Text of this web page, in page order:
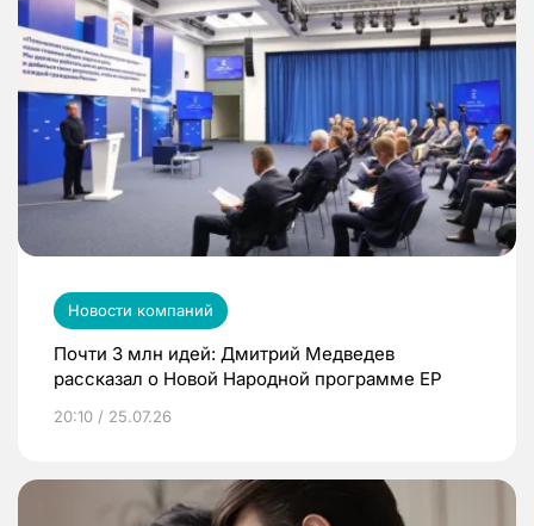
Новости компаний
Почти 3 млн идей: Дмитрий Медведев
рассказал о Новой Народной программе ЕР
20:10 / 25.07.26